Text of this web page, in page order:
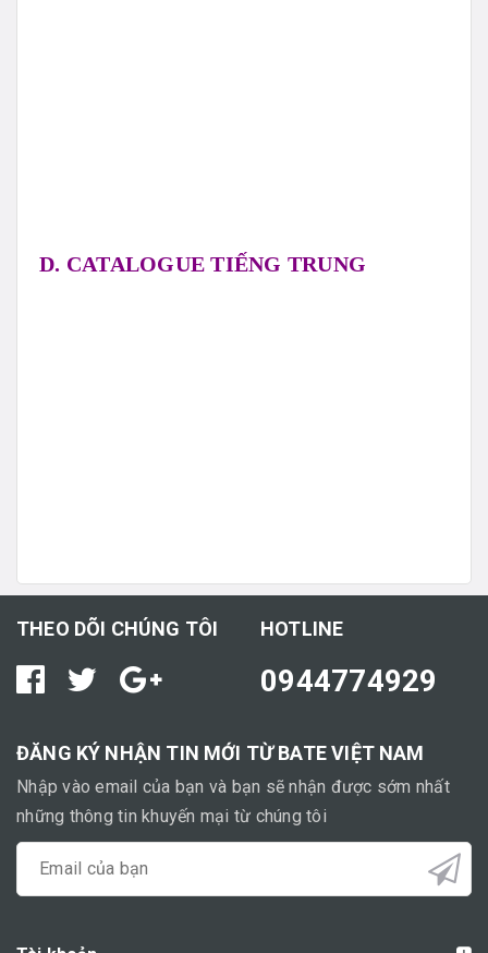
D. CATALOGUE TIẾNG TRUNG
THEO DÕI CHÚNG TÔI HOTLINE
0944774929
ĐĂNG KÝ NHẬN TIN MỚI TỪ BATE VIỆT NAM
Nhập vào email của bạn và bạn sẽ nhận được sớm nhất
những thông tin khuyến mại từ chúng tôi